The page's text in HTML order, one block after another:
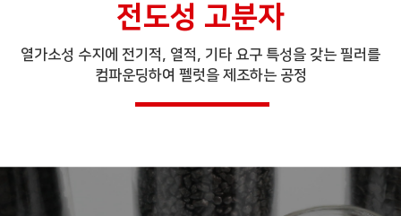
전도성 고분자
열가소성 수지에 전기적, 열적, 기타 요구 특성을 갖는 필러를
컴파운딩하여 펠럿을 제조하는 공정